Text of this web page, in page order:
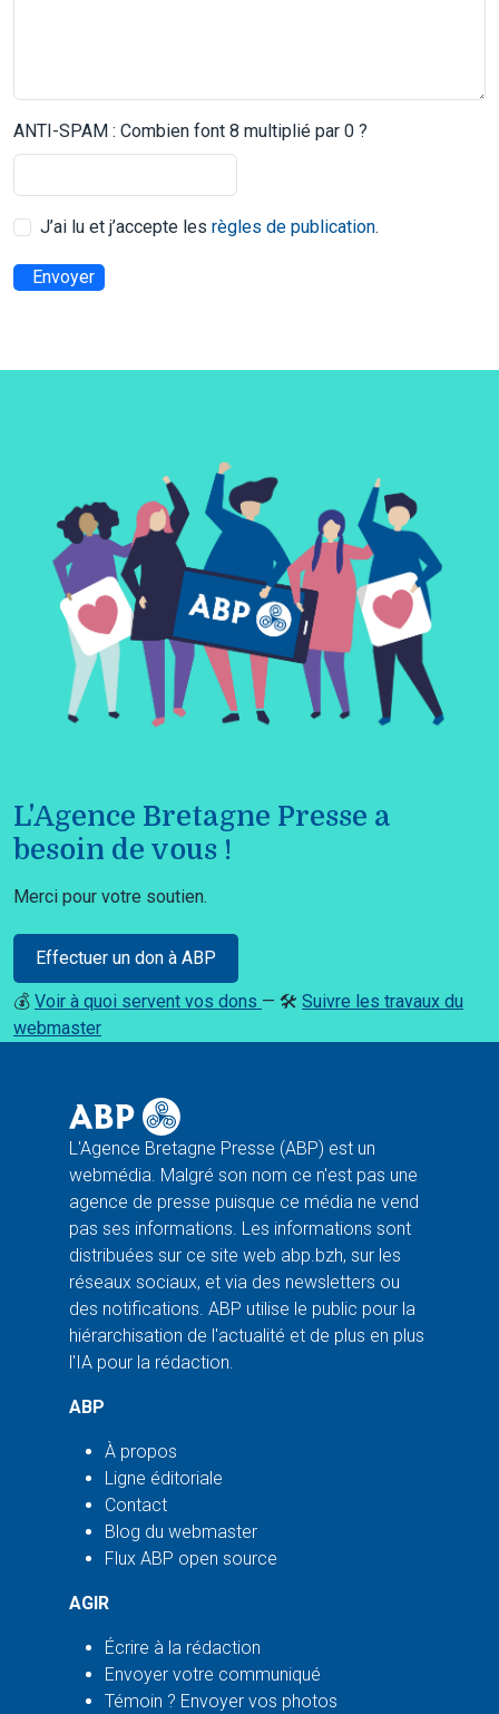
ANTI-SPAM : Combien font 8 multiplié par 0 ?
J’ai lu et j’accepte les règles de publication.
Envoyer
L'Agence Bretagne Presse a
besoin de vous !
Merci pour votre soutien.
Effectuer un don à ABP
💰 Voir à quoi servent vos dons — 🛠️ Suivre les travaux du
webmaster
L'Agence Bretagne Presse (ABP) est un
webmédia. Malgré son nom ce n'est pas une
agence de presse puisque ce média ne vend
pas ses informations. Les informations sont
distribuées sur ce site web abp.bzh, sur les
réseaux sociaux, et via des newsletters ou
des notifications. ABP utilise le public pour la
hiérarchisation de l'actualité et de plus en plus
l'IA pour la rédaction.
ABP
À propos
Ligne éditoriale
Contact
Blog du webmaster
Flux ABP open source
AGIR
Écrire à la rédaction
Envoyer votre communiqué
Témoin ? Envoyer vos photos